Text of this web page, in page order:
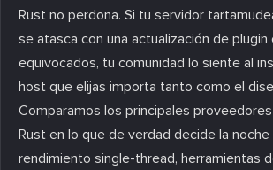
Rust no perdona. Si tu servidor
se atasca con una actualización de
equivocados, tu comunidad lo siente al
host que elijas importa tanto como el
Comparamos los principales
Rust en lo que de verdad decide la
rendimiento single-thread, herramientas